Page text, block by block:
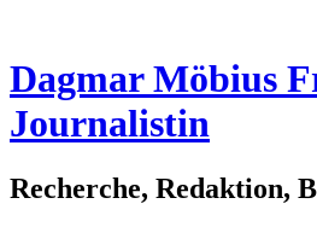
Dagmar Möbius
Journalistin
Recherche, Redaktion,